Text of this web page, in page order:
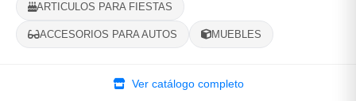
ARTICULOS PARA FIESTAS
ACCESORIOS PARA AUTOS MUEBLES
Ver catálogo completo
+ Comprar!